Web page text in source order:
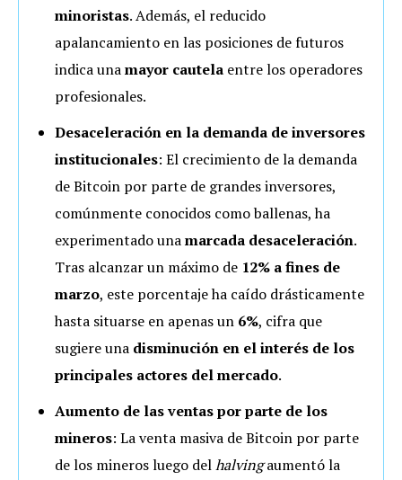
minoristas. Además, el reducido
apalancamiento en las posiciones de futuros
indica unamayor cautela entre los operadores
profesionales.
Desaceleración en la demanda de inversores
institucionales: El crecimiento de la demanda
de Bitcoin por parte de grandes inversores,
comúnmente conocidos como ballenas, ha
experimentado unamarcada desaceleración.
Tras alcanzar un máximo de 12% a fines de
marzo, este porcentaje ha caído drásticamente
hasta situarse en apenas un 6%, cifra que
sugiere una disminución en el interés de los
principales actores del mercado.
Aumento de las ventas por parte de los
mineros: La venta masiva de Bitcoin por parte
de los mineros luego delhalvingaumentó la